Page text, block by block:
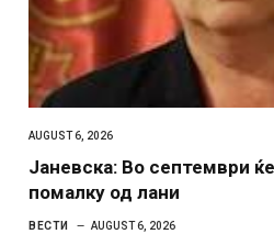
AUGUST 6, 2026
Јаневска: Во септември
помалку од лани
ВЕСТИ AUGUST 6, 2026